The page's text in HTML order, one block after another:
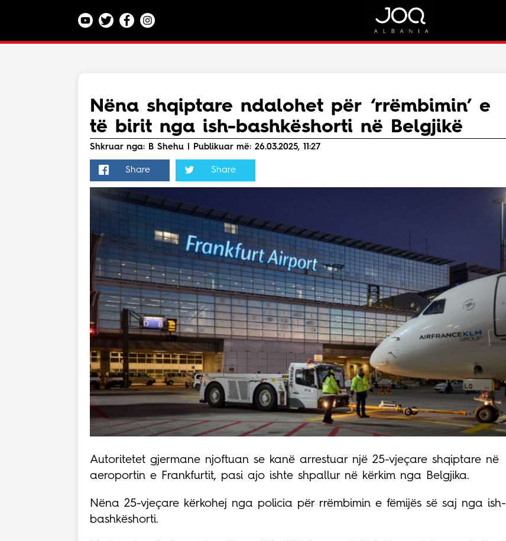
Lajme
Teknologji
Bota
Argëtim
Maqedoni
Puno me ne!
Live
Kontakt
Nëna shqiptare ndalohet për ‘rrëmbimin’ e
të birit nga ish-bashkëshorti në Belgjikë
Shkruar nga: B Shehu | Publikuar më: 26.03.2025, 11:27
Share Share
Autoritetet gjermane njoftuan se kanë arrestuar një 25-vjeçare shqiptare në
aeroportin e Frankfurtit, pasi ajo ishte shpallur në kërkim nga Belgjika.
Nëna 25-vjeçare kërkohej nga policia për rrëmbimin e fëmijës së saj nga ish-
bashkëshorti.